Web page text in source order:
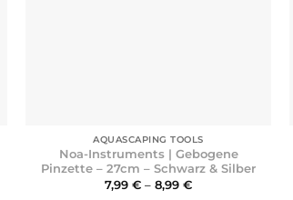
AQUASCAPING TOOLS
Noa-Instruments | Gebogene
Pinzette – 27cm – Schwarz & Silber
7,99 € – 8,99 €Preisspanne: